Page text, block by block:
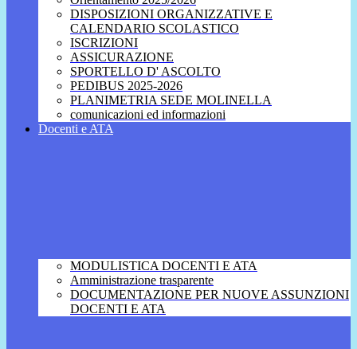
DISPOSIZIONI ORGANIZZATIVE E
CALENDARIO SCOLASTICO
ISCRIZIONI
ASSICURAZIONE
SPORTELLO D' ASCOLTO
PEDIBUS 2025-2026
PLANIMETRIA SEDE MOLINELLA
comunicazioni ed informazioni
Docenti e ATA
MODULISTICA DOCENTI E ATA
Amministrazione trasparente
DOCUMENTAZIONE PER NUOVE ASSUNZIONI
DOCENTI E ATA